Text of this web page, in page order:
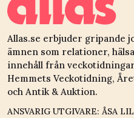
Allas.se erbjuder gripande
ämnen som relationer,
innehåll från
Hemmets Veckotidning,
och Antik & Auktion.
ANSVARIG UTGIVARE: ÅSA